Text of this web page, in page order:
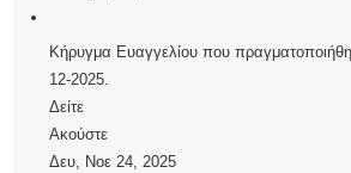
Κήρυγμα Ευαγγελίου που
12-2025.
Δείτε
Ακούστε
Δευ, Νοε 24, 2025